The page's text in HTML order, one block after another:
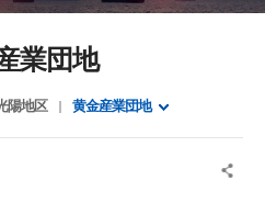
業団地
陽地区 黄金産業団地